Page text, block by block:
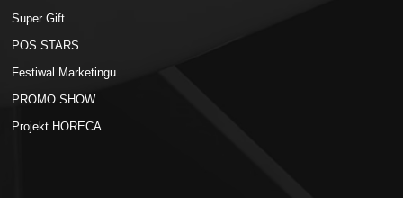
Super Gift
POS STARS
Festiwal Marketingu
PROMO SHOW
Projekt HORECA